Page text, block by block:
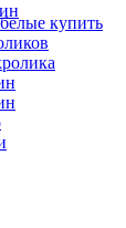
купить